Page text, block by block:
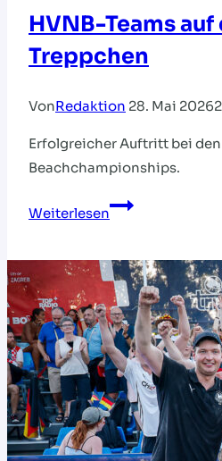
HVNB-Teams auf
Treppchen
VonRedaktion 28. Mai 2026
Erfolgreicher Auftritt bei
Beachchampionships.
Weiterlesen
HVNB-
dem
Treppchen